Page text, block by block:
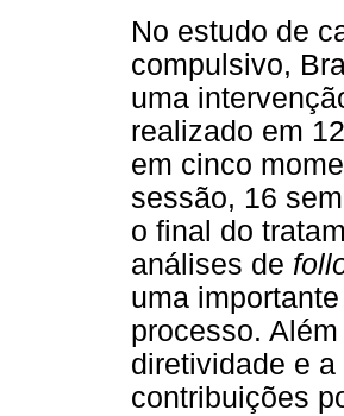
No estudo de
compulsivo,
uma
realizado em
em cinco
sessão, 16
o final do
análises de
uma
processo.
diretividade e
contribuições